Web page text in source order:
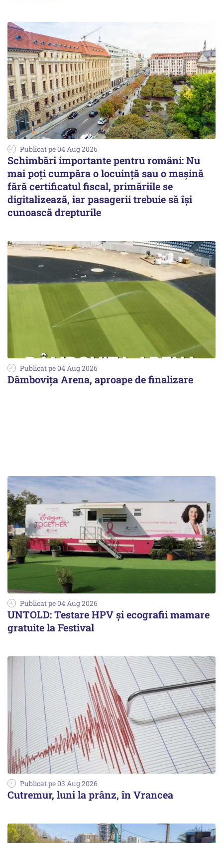
Publicat pe 04 Aug 2026
Schimbări importante pentru români: Nu
mai poți cumpăra o locuință sau o mașină
fără certificatul fiscal, primăriile se
digitalizează, iar pasagerii trebuie să își
cunoască drepturile
Publicat pe 04 Aug 2026
Dâmbovița Arena, aproape de finalizare
Publicat pe 04 Aug 2026
UNTOLD: Testare HPV și ecografii mamare
gratuite la Festival
Publicat pe 03 Aug 2026
Cutremur, luni la prânz, în Vrancea